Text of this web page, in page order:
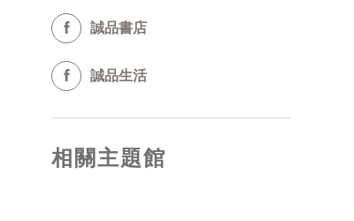
誠品書店
誠品生活
相關主題館